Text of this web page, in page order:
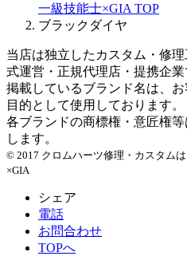
一級技能士×GIA TOP
ブラックダイヤ
当店は独立したカスタム・修
式運営・正規代理店・提携企業
掲載しているブランド名は、
目的として使用しております。
各ブランドの商標権・意匠権
します。
© 2017 クロムハーツ修理・カスタム
×GIA
シェア
電話
お問合わせ
TOPへ